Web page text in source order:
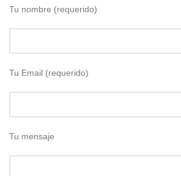
Tu nombre (requerido)
Tu Email (requerido)
Tu mensaje